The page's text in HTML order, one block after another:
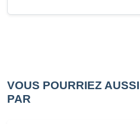
VOUS POURRIEZ
PAR